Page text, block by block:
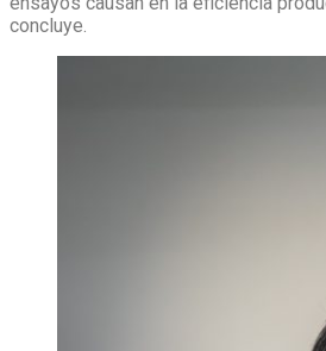
concluye.